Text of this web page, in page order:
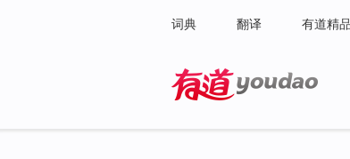
词典 翻译 有道精